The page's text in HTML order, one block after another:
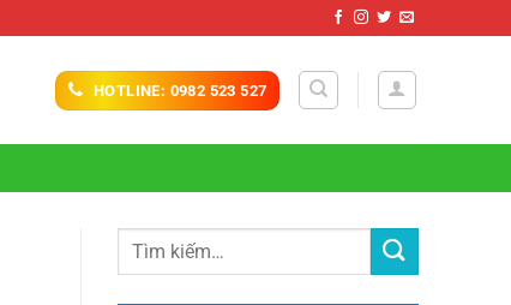
HOTLINE: 0982 523 527